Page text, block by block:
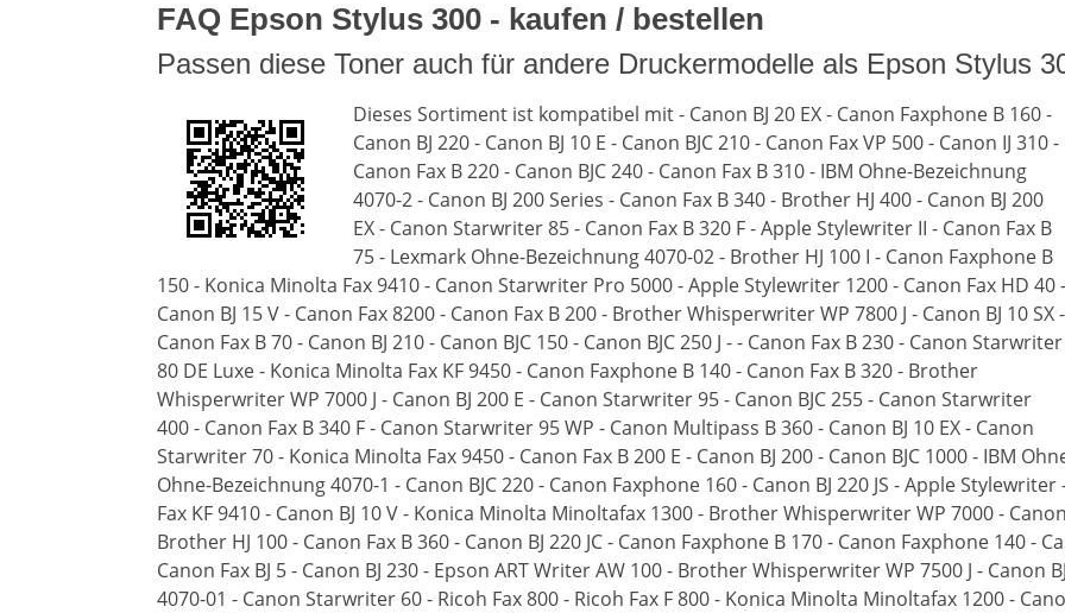
FAQ Epson Stylus 300 - kaufen / bestellen
Passen diese Toner auch für andere Druckermodelle als Epson Stylus
Dieses Sortiment ist kompatibel mit - Canon BJ 20 EX - Canon Faxphone B 160 -
Canon BJ 220 - Canon BJ 10 E - Canon BJC 210 - Canon Fax VP 500 - Canon IJ 310 -
Canon Fax B 220 - Canon BJC 240 - Canon Fax B 310 - IBM Ohne-Bezeichnung
4070-2 - Canon BJ 200 Series - Canon Fax B 340 - Brother HJ 400 - Canon BJ 200
EX - Canon Starwriter 85 - Canon Fax B 320 F - Apple Stylewriter II - Canon Fax B
75 - Lexmark Ohne-Bezeichnung 4070-02 - Brother HJ 100 I - Canon Faxphone B
150 - Konica Minolta Fax 9410 - Canon Starwriter Pro 5000 - Apple Stylewriter 1200 - Canon Fax HD 40 -
Canon BJ 15 V - Canon Fax 8200 - Canon Fax B 200 - Brother Whisperwriter WP 7800 J - Canon BJ 10 SX -
Canon Fax B 70 - Canon BJ 210 - Canon BJC 150 - Canon BJC 250 J - - Canon Fax B 230 - Canon Starwriter
80 DE Luxe - Konica Minolta Fax KF 9450 - Canon Faxphone B 140 - Canon Fax B 320 - Brother
Whisperwriter WP 7000 J - Canon BJ 200 E - Canon Starwriter 95 - Canon BJC 255 - Canon Starwriter
400 - Canon Fax B 340 F - Canon Starwriter 95 WP - Canon Multipass B 360 - Canon BJ 10 EX - Canon
Starwriter 70 - Konica Minolta Fax 9450 - Canon Fax B 200 E - Canon BJ 200 - Canon BJC 1000 - IBM
Ohne-Bezeichnung 4070-1 - Canon BJC 220 - Canon Faxphone 160 - Canon BJ 220 JS - Apple
Fax KF 9410 - Canon BJ 10 V - Konica Minolta Minoltafax 1300 - Brother Whisperwriter WP 7000 -
Brother HJ 100 - Canon Fax B 360 - Canon BJ 220 JC - Canon Faxphone B 170 - Canon Faxphone 140 -
Canon Fax BJ 5 - Canon BJ 230 - Epson ART Writer AW 100 - Brother Whisperwriter WP 7500 J - Canon
4070-01 - Canon Starwriter 60 - Ricoh Fax 800 - Ricoh Fax F 800 - Konica Minolta Minoltafax 1200 -